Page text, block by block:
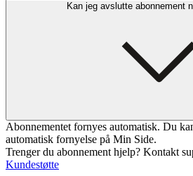
Kan jeg avslutte abonnement
Abonnementet fornyes automatisk. Du
automatisk fornyelse på Min Side.
Trenger du abonnement hjelp? Kontakt
Kundestøtte